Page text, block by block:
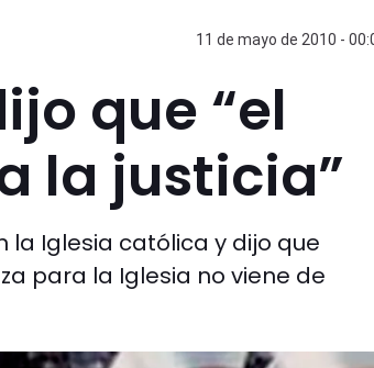
11 de mayo de 2010 -
que “el
la justicia”
la Iglesia católica y dijo que
para la Iglesia no viene de